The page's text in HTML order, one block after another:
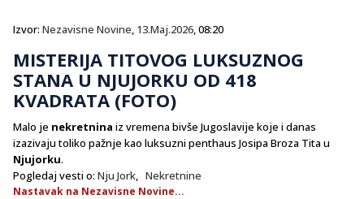
Izvor: Nezavisne Novine, 13.Maj.2026, 08:20
MISTERIJA TITOVOG LUKSUZNOG
STANA U NJUJORKU OD 418
KVADRATA (FOTO)
Malo je nekretnina iz vremena bivše Jugoslavije koje i danas
izazivaju toliko pažnje kao luksuzni penthaus Josipa Broza Tita u
Njujorku.
Pogledaj vesti o: Nju Jork, Nekretnine
Nastavak na Nezavisne Novine...